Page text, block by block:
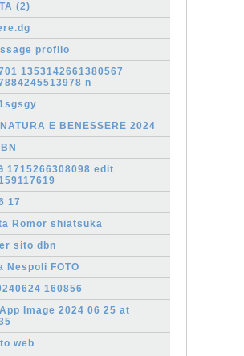
(2)
profilo
1353142661380567
n
NATURA E BENESSERE 2024
1715266308098 edit
17
Romor shiatsuka
sito dbn
Nespoli FOTO
160856
Image 2024 06 25 at
web